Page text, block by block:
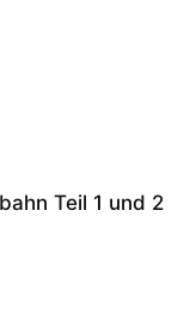
Teil 1 und 2